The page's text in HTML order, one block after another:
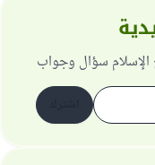
الإسلام سؤال وجواب